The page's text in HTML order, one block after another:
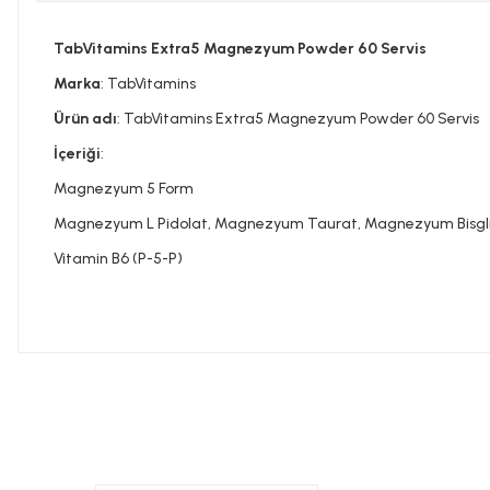
TabVitamins Extra5 Magnezyum Powder 60 Servis
Marka: TabVitamins
Ürün adı: TabVitamins Extra5 Magnezyum Powder 60 Servis
İçeriği:
Magnezyum 5 Form
Magnezyum L Pidolat, Magnezyum Taurat, Magnezyum
Vitamin B6 (P-5-P)